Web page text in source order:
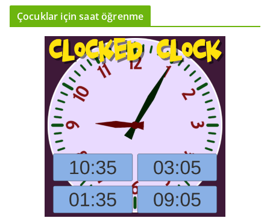
Çocuklar için saat öğrenme